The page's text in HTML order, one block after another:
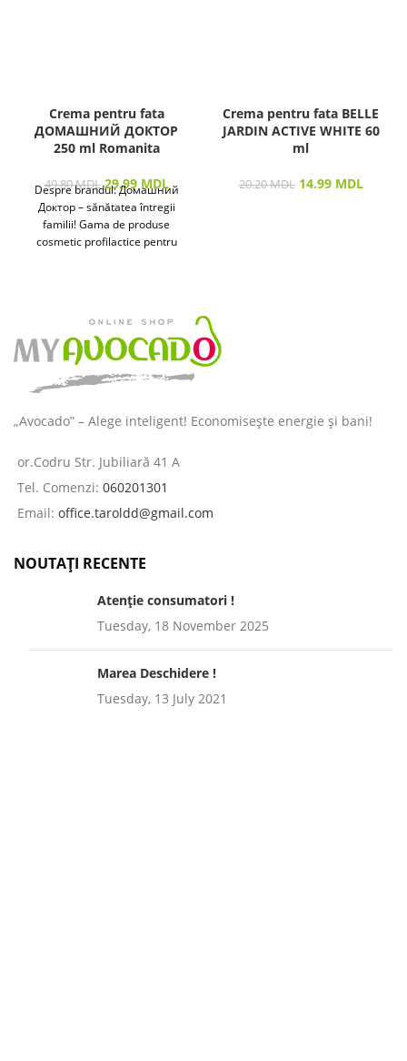
Crema pentru fata
ДОМАШНИЙ ДОКТОР
250 ml Romanita
49.80MDL 29.99 MDL
Despre brandul: Домашний
Доктор – sănătatea întregii
familii! Gama de produse
cosmetic profilactice pentru
Crema pentru fata BELLE
JARDIN ACTIVE WHITE 60
ml
20.20MDL 14.99 MDL
„Avocado” – Alege inteligent! Economisește energie și bani!
or.Codru Str. Jubiliară 41 A
Tel. Comenzi: 060201301
Email: office.taroldd@gmail.com
NOUTAȚI RECENTE
Atenție consumatori !
Tuesday, 18 November 2025
Marea Deschidere !
Tuesday, 13 July 2021